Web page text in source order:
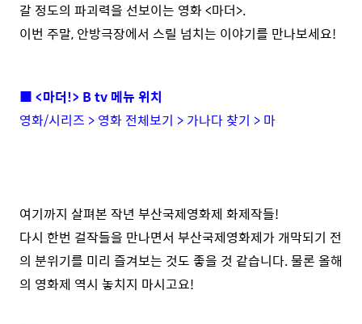
갈 정도의 파괴력을 선보이는 영화 <마더>.
이번 주말, 안방극장에서 스릴 넘치는 이야기를 만나보세요!
■ <마더!> B tv 메뉴 위치
영화/시리즈 > 영화 전체보기 > 가나다 찾기 > 마
여기까지 살펴본 작년 부산국제영화제 화제작들!
다시 한번 걸작들을 만나면서 부산국제영화제가 개막되기 전
의 분위기를 미리 즐겨보는 것도 좋을 것 같습니다. 물론 올해
의 영화제 역시 놓치지 마시고요!